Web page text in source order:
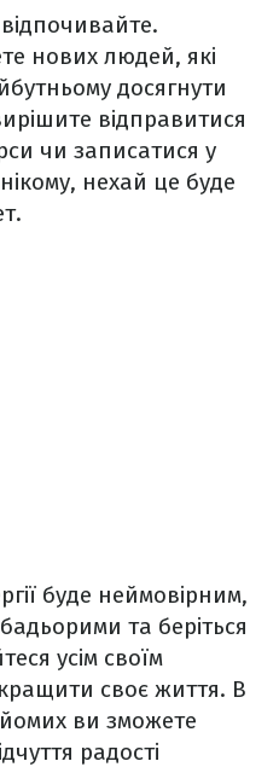
нових людей, які
досягнути
відправитися
чи записатися у
нехай це буде
буде неймовірним,
та беріться
усім своїм
своє життя. В
ви зможете
радості